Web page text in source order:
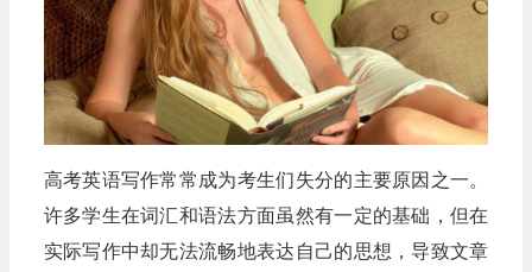
高考英语写作常常成为考生们失分的主要原因之一。
许多学生在词汇和语法方面虽然有一定的基础，但在
实际写作中却无法流畅地表达自己的思想，导致文章